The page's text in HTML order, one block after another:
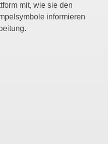
mit, wie sie den
informieren